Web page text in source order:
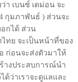
า เบนซ์ เดม่อน จะ
กุมภาพันธ์ ) ส่วนจะ
กได้ ส่วน
ทย จะเป็นหน้าที่ของ
ก่อนจะส่งตัวมาให้
างประสบการณ์นำ
ว่าเราจะดูแลและ